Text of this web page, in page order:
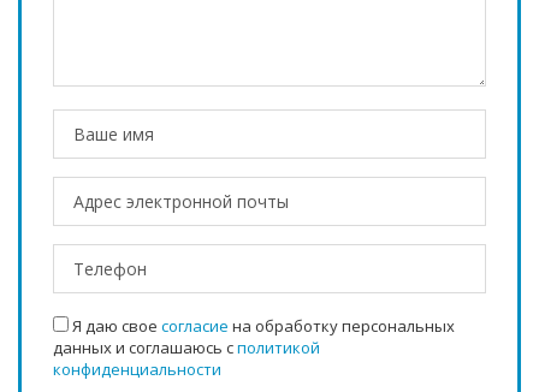
Я даю свое согласие на обработку персональных
данных и соглашаюсь сполитикой
конфиденциальности